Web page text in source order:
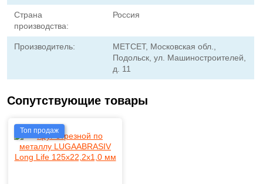
Страна
производства:
Россия
Производитель:
МЕТСЕТ, Московская обл.,
Подольск, ул. Машиностроителей,
д. 11
Сопутствующие товары
Топ продаж